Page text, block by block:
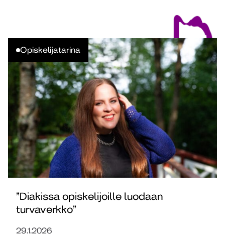
Opiskelijatarina
”Diakissa opiskelijoille luodaan
turvaverkko”
29.1.2026